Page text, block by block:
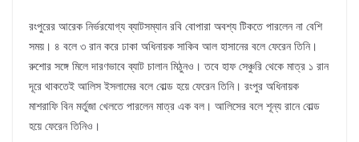
রংপুরের আরেক নির্ভরযোগ্য ব্যাটসম্যান রবি বোপারা অবশ্য টিকতে পারলেন না বেশি
সময়। ৪ বলে ৩ রান করে ঢাকা অধিনায়ক সাকিব আল হাসানের বলে ফেরেন তিনি।
রুশোর সঙ্গে মিলে দারণভাবে ব্যাট চালান মিঠুনও। তবে হাফ সেঞ্চুরি থেকে মাত্র ১ রান
দূরে থাকতেই আলিস ইসলামের বলে বোল্ড হয়ে ফেরেন তিনি। রংপুর অধিনায়ক
মাশরাফি বিন মর্তুজা খেলতে পারলেন মাত্র এক বল। আলিসের বলে শূন্য রানে বোল্ড
হয়ে ফেরেন তিনিও।